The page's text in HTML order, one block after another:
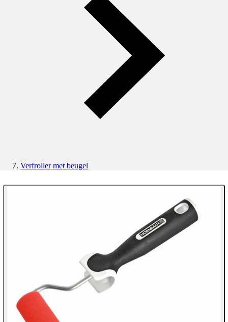
Verfroller met beugel